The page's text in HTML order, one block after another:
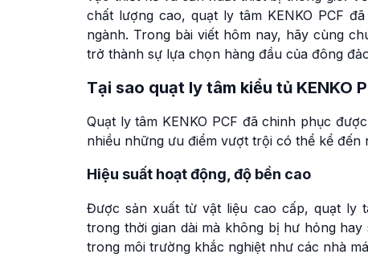
chất lượng cao, quạt ly tâm KENKO PCF
ngành. Trong bài viết hôm nay, hãy cùng
trở thành sự lựa chọn hàng đầu của đông
Tại sao quạt ly tâm kiểu tủ KENKO
Quạt ly tâm KENKO PCF đã chinh phục
nhiều những ưu điểm vượt trội có thể kể đến
Hiệu suất hoạt động, độ bền cao
Được sản xuất từ vật liệu cao cấp, quạt ly
trong thời gian dài mà không bị hư hỏng
trong môi trường khắc nghiệt như các nhà